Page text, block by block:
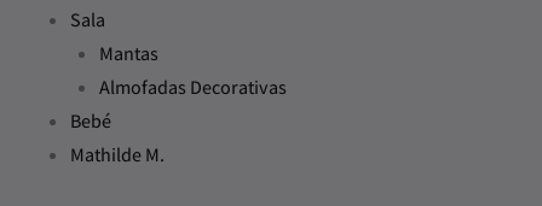
Sala
Mantas
Almofadas Decorativas
Bebé
Mathilde M.